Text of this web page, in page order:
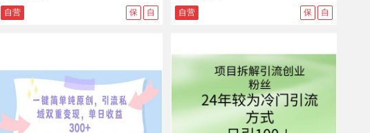
自营 自
保 自营 自
保